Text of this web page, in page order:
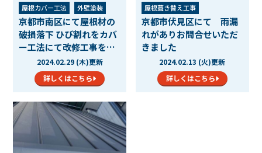
屋根カバー工法
外壁塗装
防水工事
その他の工事
京都市南区にて屋根材の
破損落下 ひび割れをカバ
ー工法にて改修工事をさ
2024.02.29 (木)更新
詳しくはこちら
屋根葺き替え工事
京都市伏見区にて 雨漏
れがありお問合せいただ
きました
2024.02.13 (火)更新
詳しくはこちら